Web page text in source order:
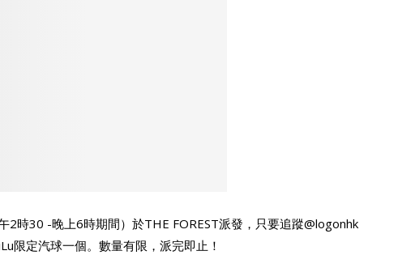
時30 -晚上6時期間）於THE FOREST派發，只要追蹤@logonhk
限定汽球一個。​數量有限，派完即止！